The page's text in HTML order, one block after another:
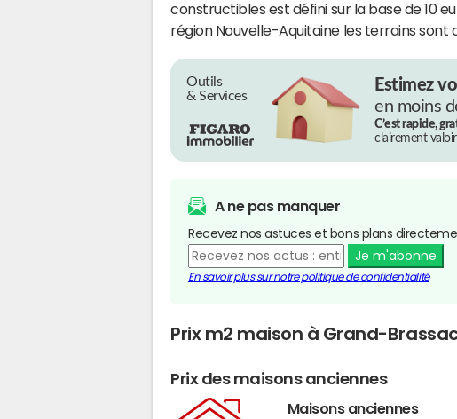
constructibles est défini sur la base de 10
région Nouvelle-Aquitaine les terrains sont
Outils
& Services
Estimez
en moins
C’est rapide,
clairement
A ne pas manquer
Recevez nos astuces et bons plans
Je m'abonne
En savoir plus sur notre politique de confidentialité
Prix m2 maison à Grand-
Prix des maisons anciennes
Maisons anciennes